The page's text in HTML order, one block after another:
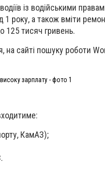
із водійськими
1 року, а також вміти
125 тисяч гривень.
на сайті пошуку роботи
зарплату - фото 1
КамАЗ);